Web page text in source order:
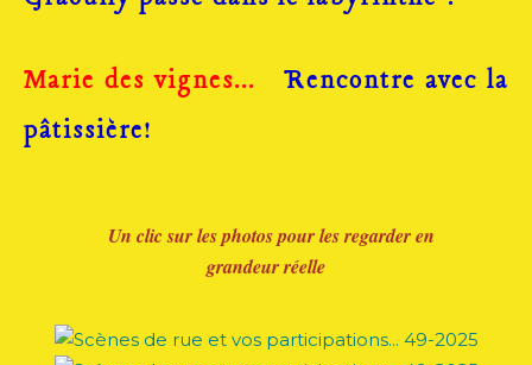
Marie des vignes...
Rencontre avec la
pâtissière!
Un clic sur les photos pour les regarder en
grandeur réelle